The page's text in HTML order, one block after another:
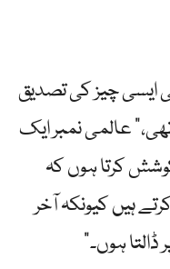
ایسی چیز کی تصدیق
عالمی نمبر ایک
کرتا ہوں کہ
ہیں کیونکہ آخر
ہوں۔”